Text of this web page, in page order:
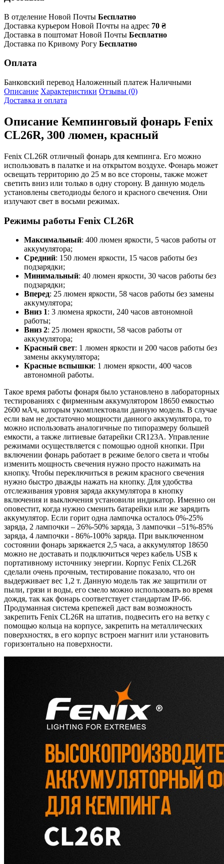
В отделение Новой Почты Бесплатно
Доставка курьером Новой Почты на адрес 70 ₴
Доставка в поштомат Новой Почты Бесплатно
Доставка по Кривому Рогу Бесплатно
Оплата
Банковский перевод Наложенный платеж Наличными
Описание Характеристики Отзывы (0)
Доставка и оплата
Описание Кемпинговый фонарь Fenix
CL26R, 300 люмен, красный
Fenix CL26R отличный фонарь для кемпинга. Его можно
использовать в палатке и на открытом воздухе. Фонарь может
освещать территорию до 25 м во все стороны, также может
светить вниз или только в одну сторону. В данную модель
установлены светодиоды белого и красного свечения. Они
излучают свет в восьми режимах.
Режимы работы Fenix CL26R
Максимальный: 400 люмен яркости, 5 часов работы от
аккумулятора;
Средний: 150 люмен яркости, 15 часов работы без
подзарядки;
Минимальный: 40 люмен яркости, 30 часов работы без
подзарядки;
Вперед: 25 люмен яркости, 58 часов работы без замены
аккумулятора;
Вниз 1: 3 люмена яркости, 240 часов автономной
работы;
Вниз 2: 25 люмен яркости, 58 часов работы от
аккумулятора;
Красный свет: 1 люмен яркости и 200 часов работы без
замены аккумулятора;
Красные вспышки: 1 люмен яркости, 400 часов
автономной работы.
Такое время работы фонаря было установлено в лабораторных
тестированиях с фирменным аккумулятором 18650 емкостью
2600 мАч, которым укомплектовали данную модель. В случае
если вам не достаточно мощности данного аккумулятора, то
можно использовать аналогичные по типоразмеру большей
емкости, а также литиевые батарейки CR123A. Управление
режимами осуществляется с помощью одной кнопки. При
включении фонарь работает в режиме белого света и чтобы
изменить мощность свечения нужно просто нажимать на
кнопку. Чтобы переключиться в режим красного свечения
нужно быстро дважды нажать на кнопку. Для удобства
отслеживания уровня заряда аккумулятора в кнопку
включения и выключения установили индикатор. Именно он
оповестит, когда нужно сменить батарейки или же зарядить
аккумулятор. Если горит одна лампочка осталось 0%-25%
заряда, 2 лампочки – 26%-50% заряда, 3 лампочки –51%-85%
заряда, 4 лампочки - 86%-100% заряда. При выключенном
состоянии фонарь заряжается 2,5 часа, а аккумулятор 18650
можно не доставать и подключиться через кабель USB к
портативному источнику энергии. Корпус Fenix CL26R
сделали очень прочным, тестирование показало, что он
выдерживает вес 1,2 т. Данную модель так же защитили от
пыли, грязи и воды, его смело можно использовать во время
дождя, так как фонарь соответствует стандартам IP-66.
Продуманная система крепежей даст вам возможность
закрепить Fenix CL26R на штатив, подвесить его на ветку с
помощью кольца на корпусе, закрепить на металлических
поверхностях, в его корпус встроен магнит или установить
горизонтально на поверхности.